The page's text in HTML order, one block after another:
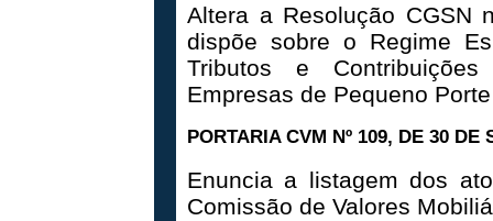
Altera a Resolução CGSN
dispõe sobre o Regime
Tributos e
Empresas de Pequeno
PORTARIA CVM Nº 109, DE 30 DE
Enuncia a listagem dos
Comissão de Valores